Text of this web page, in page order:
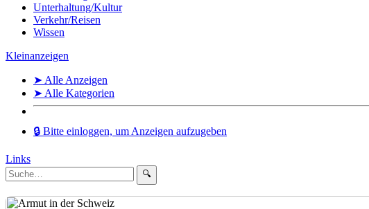
Unterhaltung/Kultur
Verkehr/Reisen
Wissen
Kleinanzeigen
➤ Alle Anzeigen
➤ Alle Kategorien
🔒 Bitte einloggen, um Anzeigen aufzugeben
Links
🔍